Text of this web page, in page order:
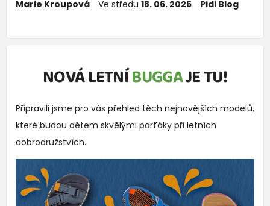
Marie Kroupová Ve středu 18. 06. 2025 Pidi Blog
NOVÁ LETNÍBUGGAJE TU!
Připravili jsme pro vás přehled těch nejnovějších modelů,
které budou dětem skvělými parťáky při letních
dobrodružstvích.